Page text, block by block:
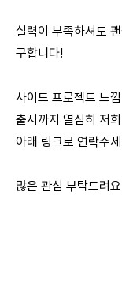
실력이 부족하셔도
구합니다!
사이드 프로젝트 느
출시까지 열심히 저
아래 링크로 연락주
많은 관심 부탁드려